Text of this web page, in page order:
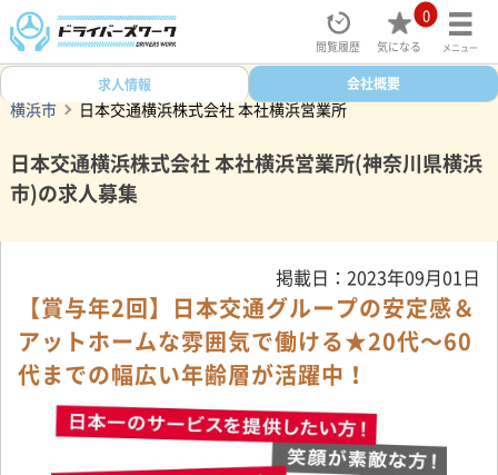
閲覧履歴
0
気になる メニュー
ドライバーズワークトップ
神奈川県
横浜市
日本交通横浜株式会社 本社横浜営業所
日本交通横浜株式会社 本社横浜営業所(神奈川県横浜
市)の求人募集
求人情報 会社概要
掲載日：2023年09月01日
【賞与年2回】日本交通グループの安定感＆
アットホームな雰囲気で働ける★20代～60
代までの幅広い年齢層が活躍中！